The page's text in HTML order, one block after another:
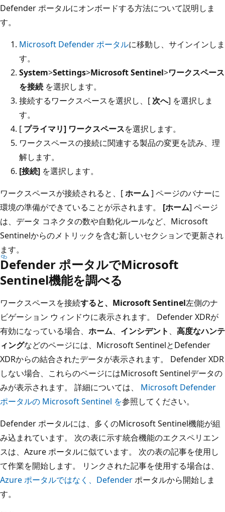
Defender ポータルにオンボードする方法について説明しま
す。
Microsoft Defender ポータルに移動し、サインインしま
す。
System>Settings>Microsoft Sentinel>ワークスペース
を接続 を選択します。
接続するワークスペースを選択し、[ 次へ] を選択しま
す。
[ プライマリ] ワークスペースを選択します。
ワークスペースの接続に関連する製品の変更を読み、理
解します。
[接続] を選択します。
ワークスペースが接続されると、[ホーム] ページのバナーに
環境の準備ができていることが示されます。 [ホーム] ページ
は、データ コネクタの数や自動化ルールなど、Microsoft
Sentinelからのメトリックを含む新しいセクションで更新され
ます。
Defender ポータルでMicrosoft
Sentinel機能を調べる
ワークスペースを接続すると、Microsoft Sentinel左側のナ
ビゲーション ウィンドウに表示されます。 Defender XDRが
有効になっている場合、 ホーム、 インシデント 、 高度なハンテ
ィングなどのページには、Microsoft SentinelとDefender
XDRからの結合されたデータが表示されます。 Defender XDR
しない場合、これらのページにはMicrosoft Sentinelデータの
みが表示されます。 詳細については、 Microsoft Defender
ポータルの Microsoft Sentinel を参照してください。
Defender ポータルには、多くのMicrosoft Sentinel機能が組
み込まれています。 次の表に示す統合機能のエクスペリエン
スは、Azure ポータルに似ています。 次の表の記事を使用し
て作業を開始します。 リンクされた記事を使用する場合は、
Azure ポータルではなく、Defenderポータルから開始しま
す。